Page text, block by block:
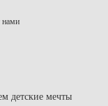
нами
детские мечты